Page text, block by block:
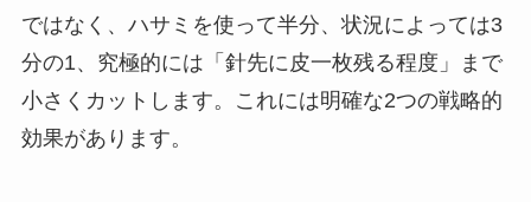
ではなく、ハサミを使って半分、状況によっては3
分の1、究極的には「針先に皮一枚残る程度」まで
小さくカットします。これには明確な2つの戦略的
効果があります。